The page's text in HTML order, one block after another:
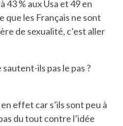
43 % aux Usa et 49 en
que les Français ne sont
de sexualité, c’est aller
ils pas le pas ?
effet car s’ils sont peu à
du tout contre l’idée